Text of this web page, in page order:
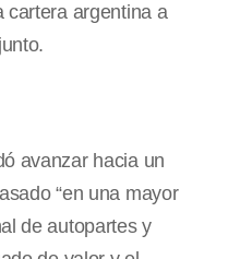
cartera argentina a
avanzar hacia un
“en una mayor
de autopartes y